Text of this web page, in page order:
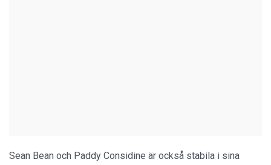
Sean Bean och Paddy Considine är också stabila i sina